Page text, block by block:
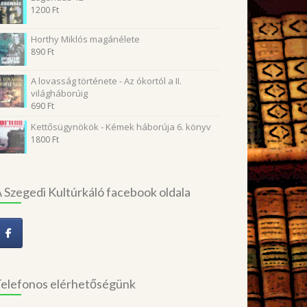
1200 Ft
Horthy Miklós magánélete
890 Ft
A lovasság története - Az ókortól a II.
világháborúig
690 Ft
Kettősügynökök - Kémek háborúja 6. könyv
1800 Ft
Szegedi Kultúrkáló facebook oldala
elérhetőségünk